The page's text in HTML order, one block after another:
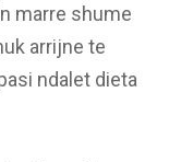
marre shume
arrijne te
ndalet dieta